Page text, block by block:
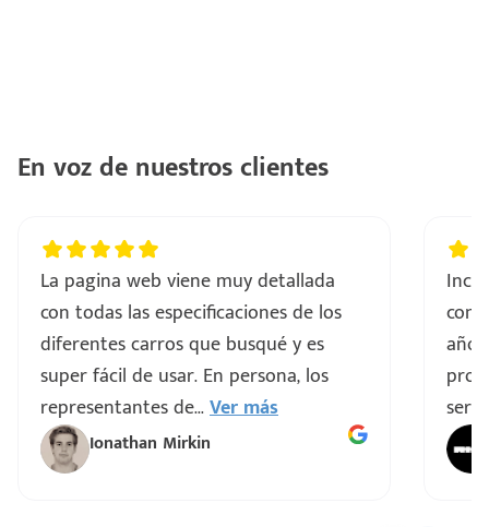
En voz de nuestros clientes
La pagina web viene muy detallada
con todas las especificaciones de los
diferentes carros que busqué y es
super fácil de usar. En persona, los
representantes de...Ver más
Ionathan Mirkin